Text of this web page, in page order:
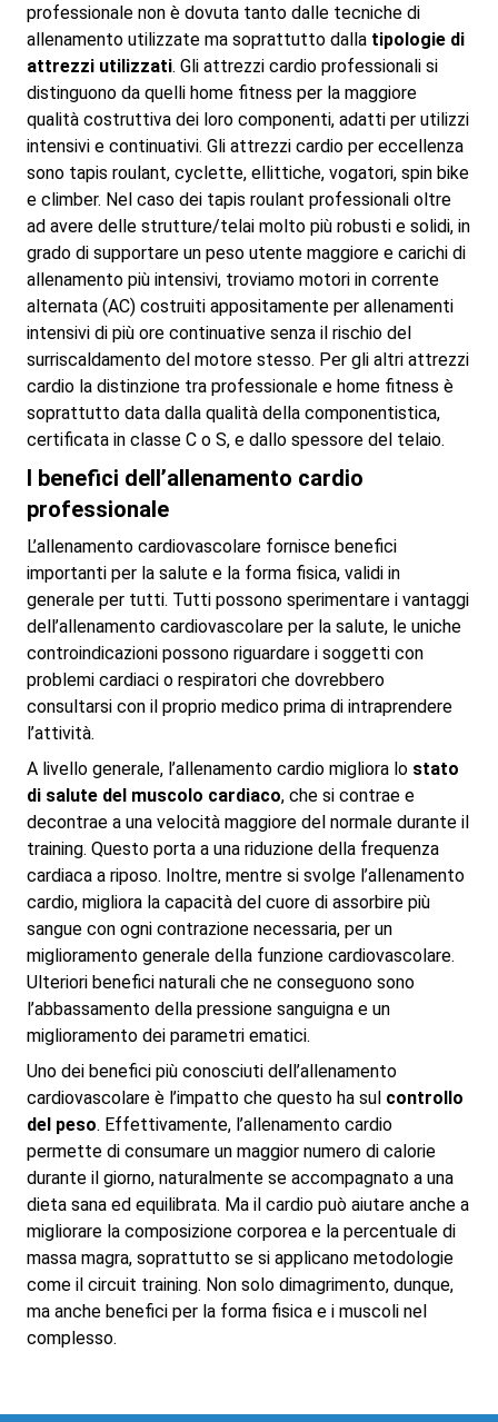
professionale non è dovuta tanto dalle tecniche di
allenamento utilizzate ma soprattutto dalla tipologie di
attrezzi utilizzati. Gli attrezzi cardio professionali si
distinguono da quelli home fitness per la maggiore
qualità costruttiva dei loro componenti, adatti per utilizzi
intensivi e continuativi. Gli attrezzi cardio per eccellenza
sono tapis roulant, cyclette, ellittiche, vogatori, spin bike
e climber. Nel caso dei tapis roulant professionali oltre
ad avere delle strutture/telai molto più robusti e solidi, in
grado di supportare un peso utente maggiore e carichi di
allenamento più intensivi, troviamo motori in corrente
alternata (AC) costruiti appositamente per allenamenti
intensivi di più ore continuative senza il rischio del
surriscaldamento del motore stesso. Per gli altri attrezzi
cardio la distinzione tra professionale e home fitness è
soprattutto data dalla qualità della componentistica,
certificata in classe C o S, e dallo spessore del telaio.
I benefici dell’allenamento cardio
professionale
L’allenamento cardiovascolare fornisce benefici
importanti per la salute e la forma fisica, validi in
generale per tutti. Tutti possono sperimentare i vantaggi
dell’allenamento cardiovascolare per la salute, le uniche
controindicazioni possono riguardare i soggetti con
problemi cardiaci o respiratori che dovrebbero
consultarsi con il proprio medico prima di intraprendere
l’attività.
A livello generale, l’allenamento cardio migliora lo stato
di salute del muscolo cardiaco, che si contrae e
decontrae a una velocità maggiore del normale durante il
training. Questo porta a una riduzione della frequenza
cardiaca a riposo. Inoltre, mentre si svolge l’allenamento
cardio, migliora la capacità del cuore di assorbire più
sangue con ogni contrazione necessaria, per un
miglioramento generale della funzione cardiovascolare.
Ulteriori benefici naturali che ne conseguono sono
l’abbassamento della pressione sanguigna e un
miglioramento dei parametri ematici.
Uno dei benefici più conosciuti dell’allenamento
cardiovascolare è l’impatto che questo ha sul controllo
del peso. Effettivamente, l’allenamento cardio
permette di consumare un maggior numero di calorie
durante il giorno, naturalmente se accompagnato a una
dieta sana ed equilibrata. Ma il cardio può aiutare anche a
migliorare la composizione corporea e la percentuale di
massa magra, soprattutto se si applicano metodologie
come il circuit training. Non solo dimagrimento, dunque,
ma anche benefici per la forma fisica e i muscoli nel
complesso.